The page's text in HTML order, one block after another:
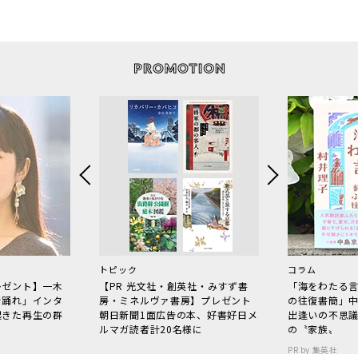
ント】一木
れ」インタ
た再生の群
トピック
【PR 光文社・創英社・みすず書
房・ミネルヴァ書房】プレゼント
朝日新聞1面広告の本、好書好日メ
ルマガ読者計20名様に
コラム
「海をわた
の往復書簡」
出逢いの不思
の〝家族〟
PR by 集英社